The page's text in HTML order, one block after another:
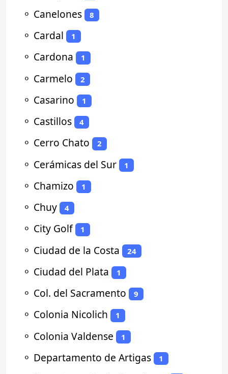
⚬ Canelones 8
⚬ Cardal 1
⚬ Cardona 1
⚬ Carmelo 2
⚬ Casarino 1
⚬ Castillos 4
⚬ Cerro Chato 2
⚬ Cerámicas del Sur 1
⚬ Chamizo 1
⚬ Chuy 4
⚬ City Golf 1
⚬ Ciudad de la Costa 24
⚬ Ciudad del Plata 1
⚬ Col. del Sacramento 9
⚬ Colonia Nicolich 1
⚬ Colonia Valdense 1
⚬ Departamento de Artigas 1